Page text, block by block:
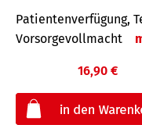
Patienten­ver­fügung,
Vor­sorge­voll­macht
16,90 €